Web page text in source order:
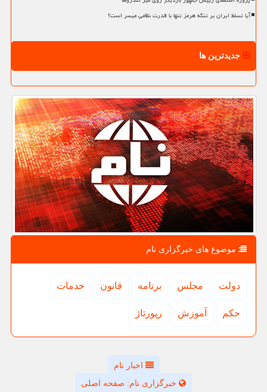
آیا تسلط ایران بر تنگه هرمز تنها با قدرت نظامی میسر است؟
جدیدترین ها
موضوع های خبرگزاری نام
دولت مجلس برنامه قانون خدمات
حكم آموزش رپورتاژ
اخبار نام
خبرگزاری نام: صفحه اصلی